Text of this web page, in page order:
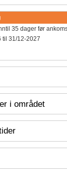
35 dager før
til 31/12-2027
i området